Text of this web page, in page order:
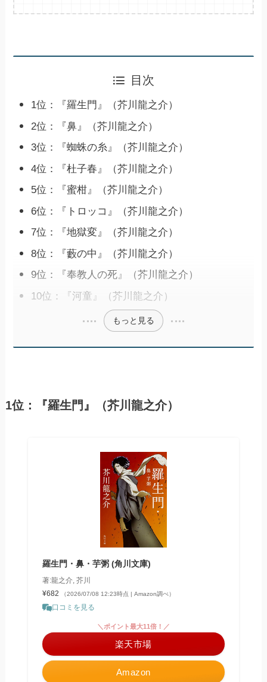
目次
1位：『羅生門』（芥川龍之介）
2位：『鼻』（芥川龍之介）
3位：『蜘蛛の糸』（芥川龍之介）
4位：『杜子春』（芥川龍之介）
5位：『蜜柑』（芥川龍之介）
6位：『トロッコ』（芥川龍之介）
7位：『地獄変』（芥川龍之介）
8位：『藪の中』（芥川龍之介）
9位：『奉教人の死』（芥川龍之介）
10位：『河童』（芥川龍之介）
もっと見る
1位：『羅生門』（芥川龍之介）
羅生門・鼻・芋粥 (角川文庫)
著:龍之介, 芥川
¥682
（2026/07/08 12:23時点 | Amazon調べ）
口コミを見る
Amazon
＼ポイント最大11倍！／
楽天市場